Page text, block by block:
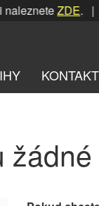
ZDE. |